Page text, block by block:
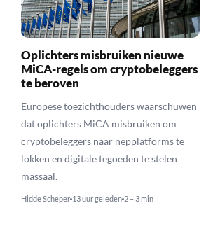
Oplichters misbruiken nieuwe
MiCA-regels om cryptobeleggers
te beroven
Europese toezichthouders waarschuwen
dat oplichters MiCA misbruiken om
cryptobeleggers naar nepplatforms te
lokken en digitale tegoeden te stelen
massaal.
Hidde Scheper 13 uur geleden 2 – 3 min